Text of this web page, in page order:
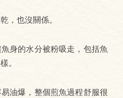
，也沒關係。
身的水分被粉吸走，包括魚
。
油爆，整個煎魚過程舒服很